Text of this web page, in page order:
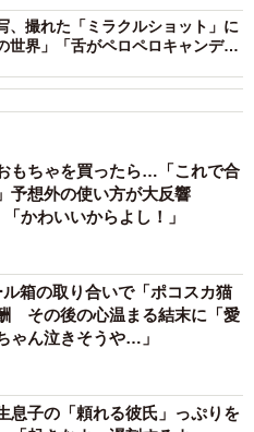
しょうか？
ところ、顔に引っかかって
うです」
思わずカメラを向けてしま
、撮れた「ミラクルショット」に
世界」「舌がペロペロキャンデ
もちゃを買ったら…「これで合
予想外の使い方が大反響
「かわいいからよし！」
箱の取り合いで「ポコスカ猫
その後の心温まる結末に「愛
ゃん泣きそうや…」
息子の「頼れる彼氏」っぷりを